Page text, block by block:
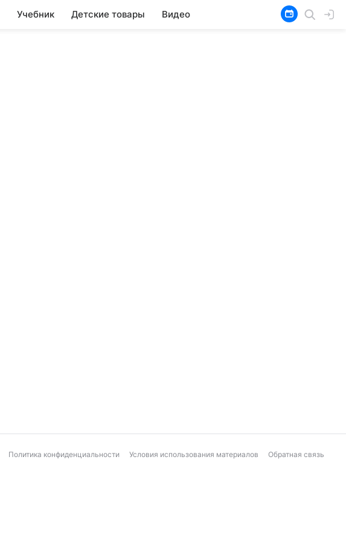
Учебник Детские товары Видео
Политика конфиденциальности Условия использования материалов Обратная связь